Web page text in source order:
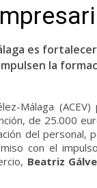
es
la
Málaga
de 25.000
del personal,
con el
Beatriz